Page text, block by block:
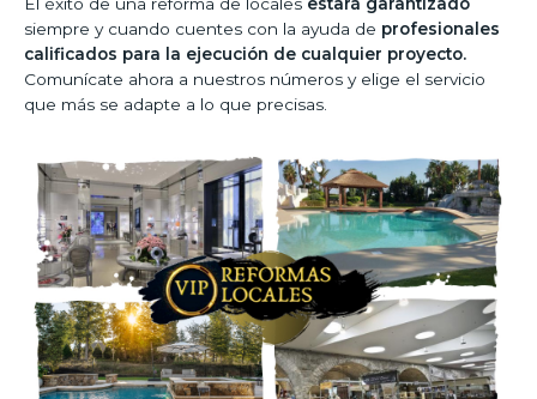
siempre y cuando cuentes con la ayuda de profesionales
calificados para la ejecución de cualquier proyecto.
Comunícate ahora a nuestros números y elige el servicio
que más se adapte a lo que precisas.